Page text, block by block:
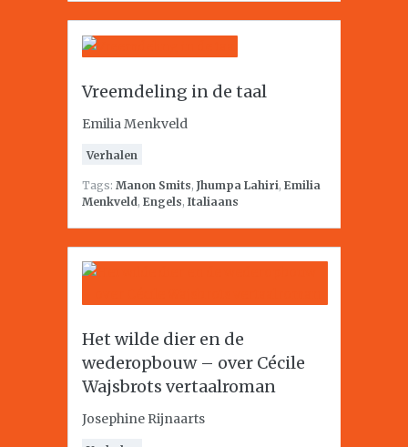
Vreemdeling in de taal
Emilia Menkveld
Verhalen
Tags: Manon Smits, Jhumpa Lahiri, Emilia
Menkveld, Engels, Italiaans
Het wilde dier en de
wederopbouw – over Cécile
Wajsbrots vertaalroman
Josephine Rijnaarts